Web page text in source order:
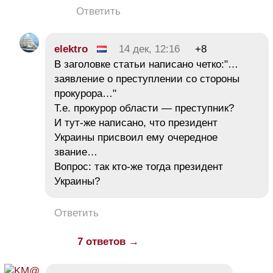
Ответить
elektro 14 дек, 12:16
+8
В заголовке статьи написано четко:"…
заявление о преступлении со стороны
прокурора…"
Т.е. прокурор области — преступник?
И тут-же написано, что президент
Украины присвоил ему очередное
звание…
Вопрос: так кто-же тогда президент
Украины?
Ответить
7 ответов →